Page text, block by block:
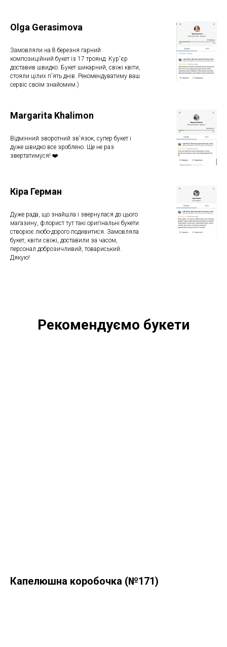
Olga Gerasimova
Замовляли на 8 березня гарний
композиційний букет із 17 троянд. Кур'єр
доставив швидко. Букет шикарний, свіжі квіти,
стояли цілих п'ять днів. Рекомендуватиму ваш
сервіс своїм знайомим.)
Margarita Khalimon
Відмінний зворотний зв'язок, супер букет і
дуже швидко все зроблено. Ще не раз
звертатимуся! ❤️
Кіра Герман
Дуже рада, що знайшла і звернулася до цього
магазину, флорист тут такі оригінальні букети
створює любо-дорого подивитися. Замовляла
букет, квіти свіжі, доставили за часом,
персонал доброзичливий, товариський.
Дякую!
Рекомендуємо букети
Капелюшна коробочка (№171)